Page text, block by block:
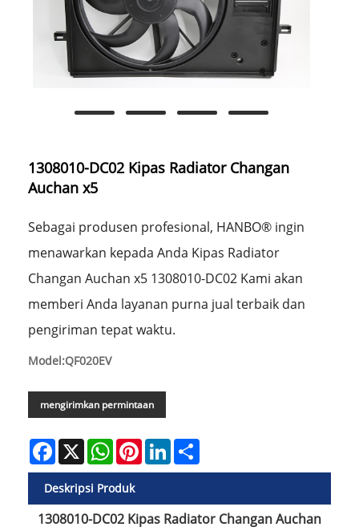
1308010-DC02 Kipas Radiator Changan
Auchan x5
Sebagai produsen profesional, HANBO® ingin
menawarkan kepada Anda Kipas Radiator
Changan Auchan x5 1308010-DC02 Kami akan
memberi Anda layanan purna jual terbaik dan
pengiriman tepat waktu.
Model:QF020EV
mengirimkan permintaan
Facebook
X WhatsAppPinterestLinkedIn
Deskripsi Produk
1308010-DC02 Kipas Radiator Changan Auchan